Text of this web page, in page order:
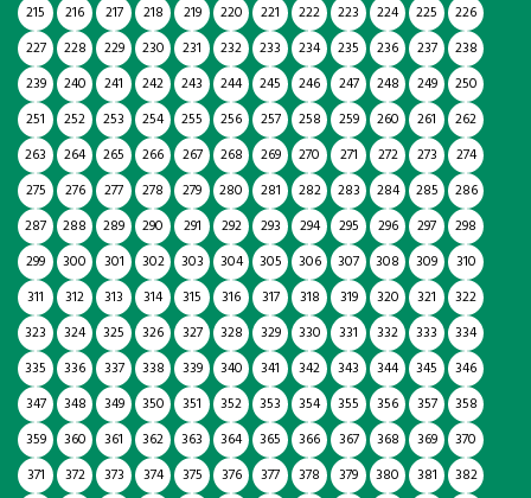
215
216 217 218 219 220 221 222 223 224 225
226
227
228 229 230 231 232 233 234 235 236 237
238
239
240 241 242 243 244 245 246 247 248 249
250
251
252 253 254 255 256 257 258 259 260 261
262
263
264 265 266 267 268 269 270 271 272 273
274
275
276 277 278 279 280 281 282 283 284 285
286
287
288 289 290 291 292 293 294 295 296 297
298
299
300 301 302 303 304 305 306 307 308 309
310
311
312 313 314 315 316 317 318 319 320 321
322
323
324 325 326 327 328 329 330 331 332 333
334
335
336 337 338 339 340 341 342 343 344 345
346
347
348 349 350 351 352 353 354 355 356 357
358
359
360 361 362 363 364 365 366 367 368 369
370
371
372 373 374 375 376 377 378 379 380 381
382